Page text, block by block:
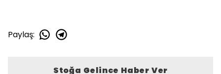
Paylaş:
Stoğa Gelince Haber Ver